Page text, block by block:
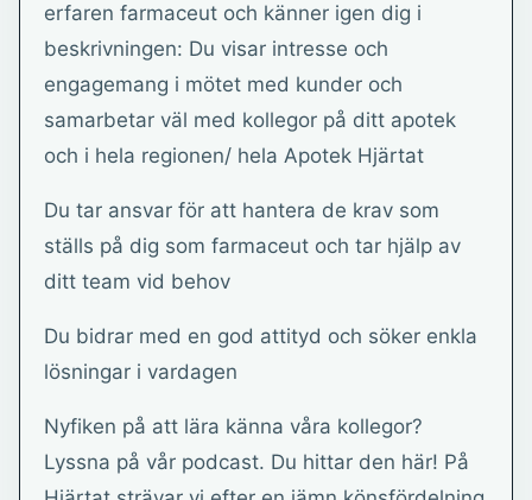
erfaren farmaceut och känner igen dig i
beskrivningen: Du visar intresse och
engagemang i mötet med kunder och
samarbetar väl med kollegor på ditt apotek
och i hela regionen/ hela Apotek Hjärtat
Du tar ansvar för att hantera de krav som
ställs på dig som farmaceut och tar hjälp av
ditt team vid behov
Du bidrar med en god attityd och söker enkla
lösningar i vardagen
Nyfiken på att lära känna våra kollegor?
Lyssna på vår podcast. Du hittar den här! På